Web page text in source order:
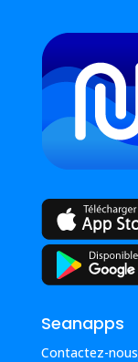
Seanapps
Contactez-nous